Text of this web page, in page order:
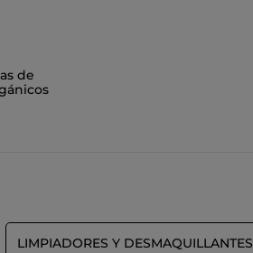
de
LIMPIADORES Y DESMAQUILLANTES